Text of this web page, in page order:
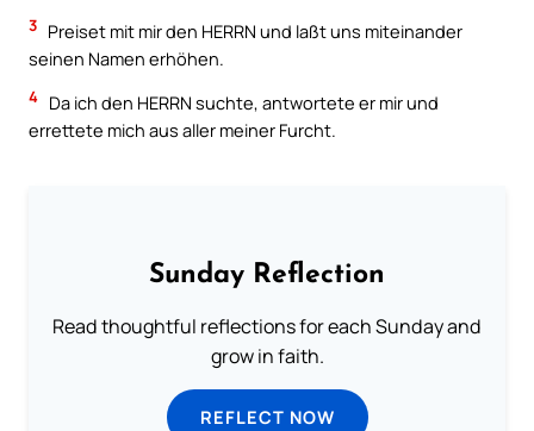
3 Preiset mit mir den HERRN und laßt uns miteinander
seinen Namen erhöhen.
4 Da ich den HERRN suchte, antwortete er mir und
errettete mich aus aller meiner Furcht.
Sunday Reflection
Read thoughtful reflections for each Sunday and
grow in faith.
REFLECT NOW